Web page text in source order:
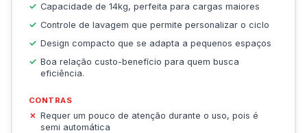
Capacidade de 14kg, perfeita para cargas maiores
Controle de lavagem que permite personalizar o ciclo
Design compacto que se adapta a pequenos espaços
Boa relação custo-benefício para quem busca
eficiência.
CONTRAS
Requer um pouco de atenção durante o uso, pois é
semi automática